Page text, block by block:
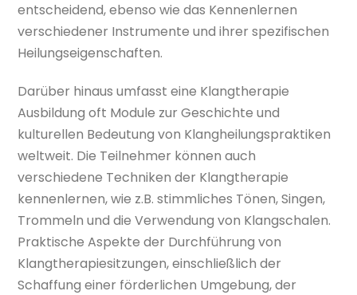
entscheidend, ebenso wie das Kennenlernen
verschiedener Instrumente und ihrer spezifischen
Heilungseigenschaften.
Darüber hinaus umfasst eine Klangtherapie
Ausbildung oft Module zur Geschichte und
kulturellen Bedeutung von Klangheilungspraktiken
weltweit. Die Teilnehmer können auch
verschiedene Techniken der Klangtherapie
kennenlernen, wie z.B. stimmliches Tönen, Singen,
Trommeln und die Verwendung von Klangschalen.
Praktische Aspekte der Durchführung von
Klangtherapiesitzungen, einschließlich der
Schaffung einer förderlichen Umgebung, der